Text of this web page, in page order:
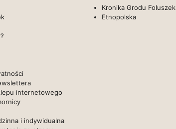
internetowego
i indywidualna
Kronika Grodu Foluszek
Etnopolska